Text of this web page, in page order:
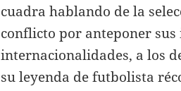
cuadra hablando de la
conflicto por anteponer
internacionalidades, a los
su leyenda de futbolista